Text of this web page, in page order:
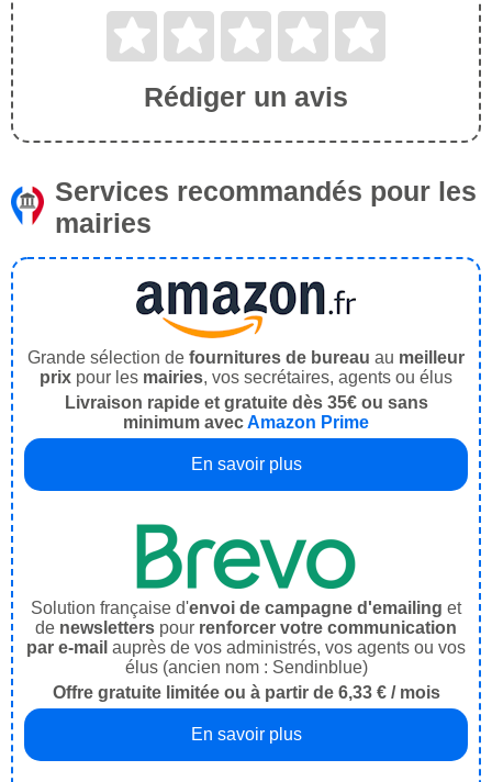
Rédiger un avis
Services recommandés pour les
mairies
Grande sélection de fournitures de bureau au meilleur
prix pour les mairies, vos secrétaires, agents ou élus
Livraison rapide et gratuite dès 35€ ou sans
minimum avecAmazon Prime
En savoir plus
Solution française d'envoi de campagne d'emailing et
de newsletters pour renforcer votre communication
par e-mail auprès de vos administrés, vos agents ou vos
élus (ancien nom : Sendinblue)
Offre gratuite limitée ou à partir de 6,33 € / mois
En savoir plus